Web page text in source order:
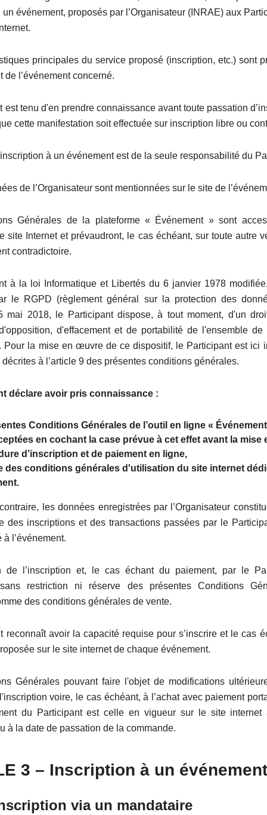
un événement, proposés par l’Organisateur (INRAE) aux
principales du service proposé (inscription, etc.) sont
de l’événement concerné.
est tenu d'en prendre connaissance avant toute passation
cette manifestation soit effectuée sur inscription libre ou
à un événement est de la seule responsabilité du
de l’Organisateur sont mentionnées sur le site de
Générales de la plateforme « Événement » sont
site Internet et prévaudront, le cas échéant, sur toute autre
contradictoire.
à la loi Informatique et Libertés du 6 janvier 1978
le RGPD (règlement général sur la protection des
mai 2018, le Participant dispose, à tout moment, d'un
d'effacement et de portabilité de l'ensemble de
Pour la mise en œuvre de ce dispositif, le Participant est ici
à l’article 9 des présentes conditions générales.
déclare avoir pris connaissance :
Conditions Générales de l’outil en ligne «
en cochant la case prévue à cet effet avant la
d’inscription et de paiement en ligne,
des conditions générales d'utilisation du site internet
les données enregistrées par l’Organisateur
des inscriptions et des transactions passées par le
l’événement.
de l’inscription et, le cas échant du paiement, par le
restriction ni réserve des présentes Conditions
des conditions générales de vente.
reconnaît avoir la capacité requise pour s’inscrire et le cas
sur le site internet de chaque événement.
Générales pouvant faire l'objet de modifications
voire, le cas échéant, à l’achat avec paiement
du Participant est celle en vigueur sur le site
à la date de passation de la commande.
3 – Inscription à un
via un mandataire